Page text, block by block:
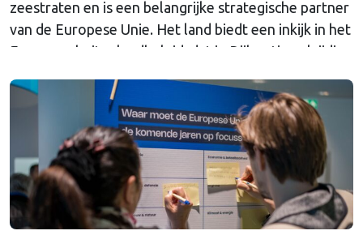
zeestraten en is een belangrijke strategische partner
van de Europese Unie. Het land biedt een inkijk in het
Europese buitenlandbeleid, dat in Djibouti veelzijdig